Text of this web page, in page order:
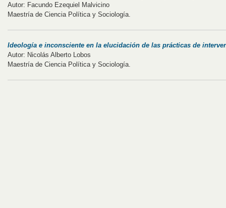
Autor: Facundo Ezequiel Malvicino
Maestría de Ciencia Política y Sociología.
Ideología e inconsciente en la elucidación de las prácticas de
Autor: Nicolás Alberto Lobos
Maestría de Ciencia Política y Sociología.